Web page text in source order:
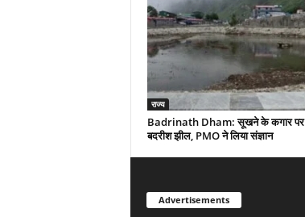
राज्य
Badrinath Dham: सूखने के कगार पर
बदरीश झील, PMO ने लिया संज्ञान
Advertisements